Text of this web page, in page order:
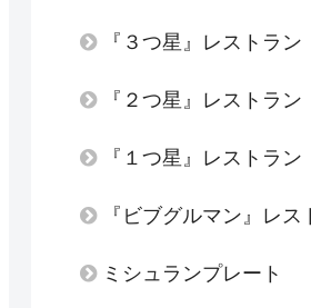
『３つ星』レストラン
『２つ星』レストラン
『１つ星』レストラン
『ビブグルマン』レス
ミシュランプレート